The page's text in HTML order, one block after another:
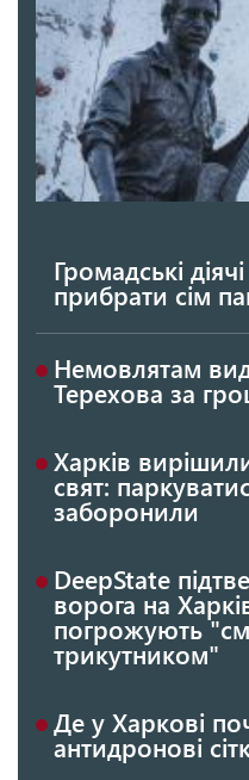
Громадські
прибрати сім
Немовлятам
Терехова за
Харків
свят:
заборонили
DeepState
ворога на
погрожують
трикутником"
Де у Харкові
антидронові